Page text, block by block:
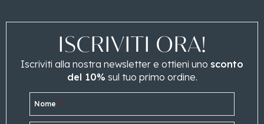
ISCRIVITI ORA!
Iscriviti alla nostra newsletter e ottieni uno sconto
del 10% sul tuo primo ordine.
Nome *